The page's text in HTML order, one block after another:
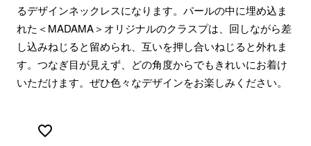
るデザインネックレスになります。パールの中に埋め込ま
れた＜MADAMA＞オリジナルのクラスプは、回しながら差
し込みねじると留められ、互いを押し合いねじると外れま
す。つなぎ目が見えず、どの角度からでもきれいにお着け
いただけます。ぜひ色々なデザインをお楽しみください。